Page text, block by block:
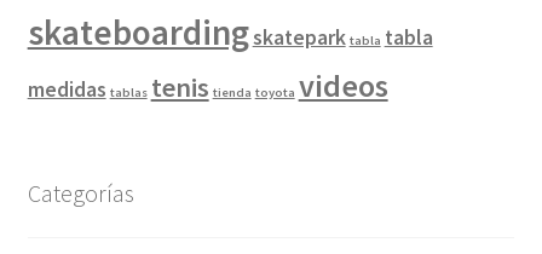
skateboardingskatepark tabla tabla
medidas tablas tenis tienda toyota videos
Categorías